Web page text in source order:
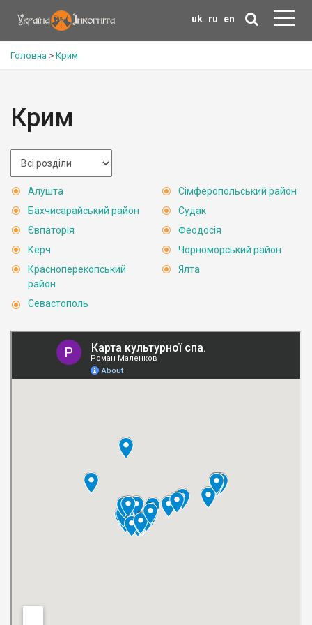
uk ru en
Головна > Крим
Крим
Алушта
Бахчисарайський район
Євпаторія
Керч
Красноперекопський
район
Севастополь
Сімферопольський район
Судак
Феодосія
Чорноморський район
Ялта